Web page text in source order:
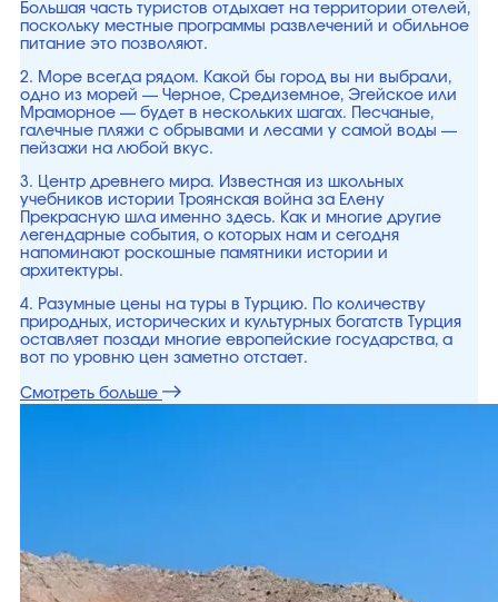
Большая часть туристов отдыхает на территории отелей,
поскольку местные программы развлечений и обильное
питание это позволяют.
2. Море всегда рядом. Какой бы город вы ни выбрали,
одно из морей — Черное, Средиземное, Эгейское или
Мраморное — будет в нескольких шагах. Песчаные,
галечные пляжи с обрывами и лесами у самой воды —
пейзажи на любой вкус.
3. Центр древнего мира. Известная из школьных
учебников истории Троянская война за Елену
Прекрасную шла именно здесь. Как и многие другие
легендарные события, о которых нам и сегодня
напоминают роскошные памятники истории и
архитектуры.
4. Разумные цены на туры в Турцию. По количеству
природных, исторических и культурных богатств Турция
оставляет позади многие европейские государства, а
вот по уровню цен заметно отстает.
Смотреть больше